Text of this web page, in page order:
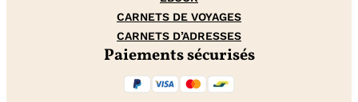
CARNETS DE VOYAGES
CARNETS D’ADRESSES
Paiements sécurisés